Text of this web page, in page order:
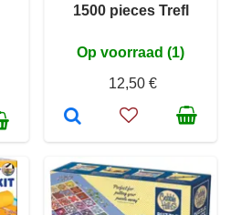
1500 pieces Trefl
Op voorraad (1)
12,50 €